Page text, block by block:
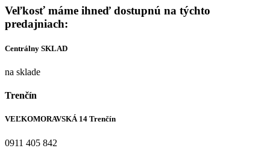
Veľkosť máme ihneď dostupnú na týchto
predajniach:
Centrálny SKLAD
na sklade
Trenčín
VEĽKOMORAVSKÁ 14 Trenčín
0911 405 842